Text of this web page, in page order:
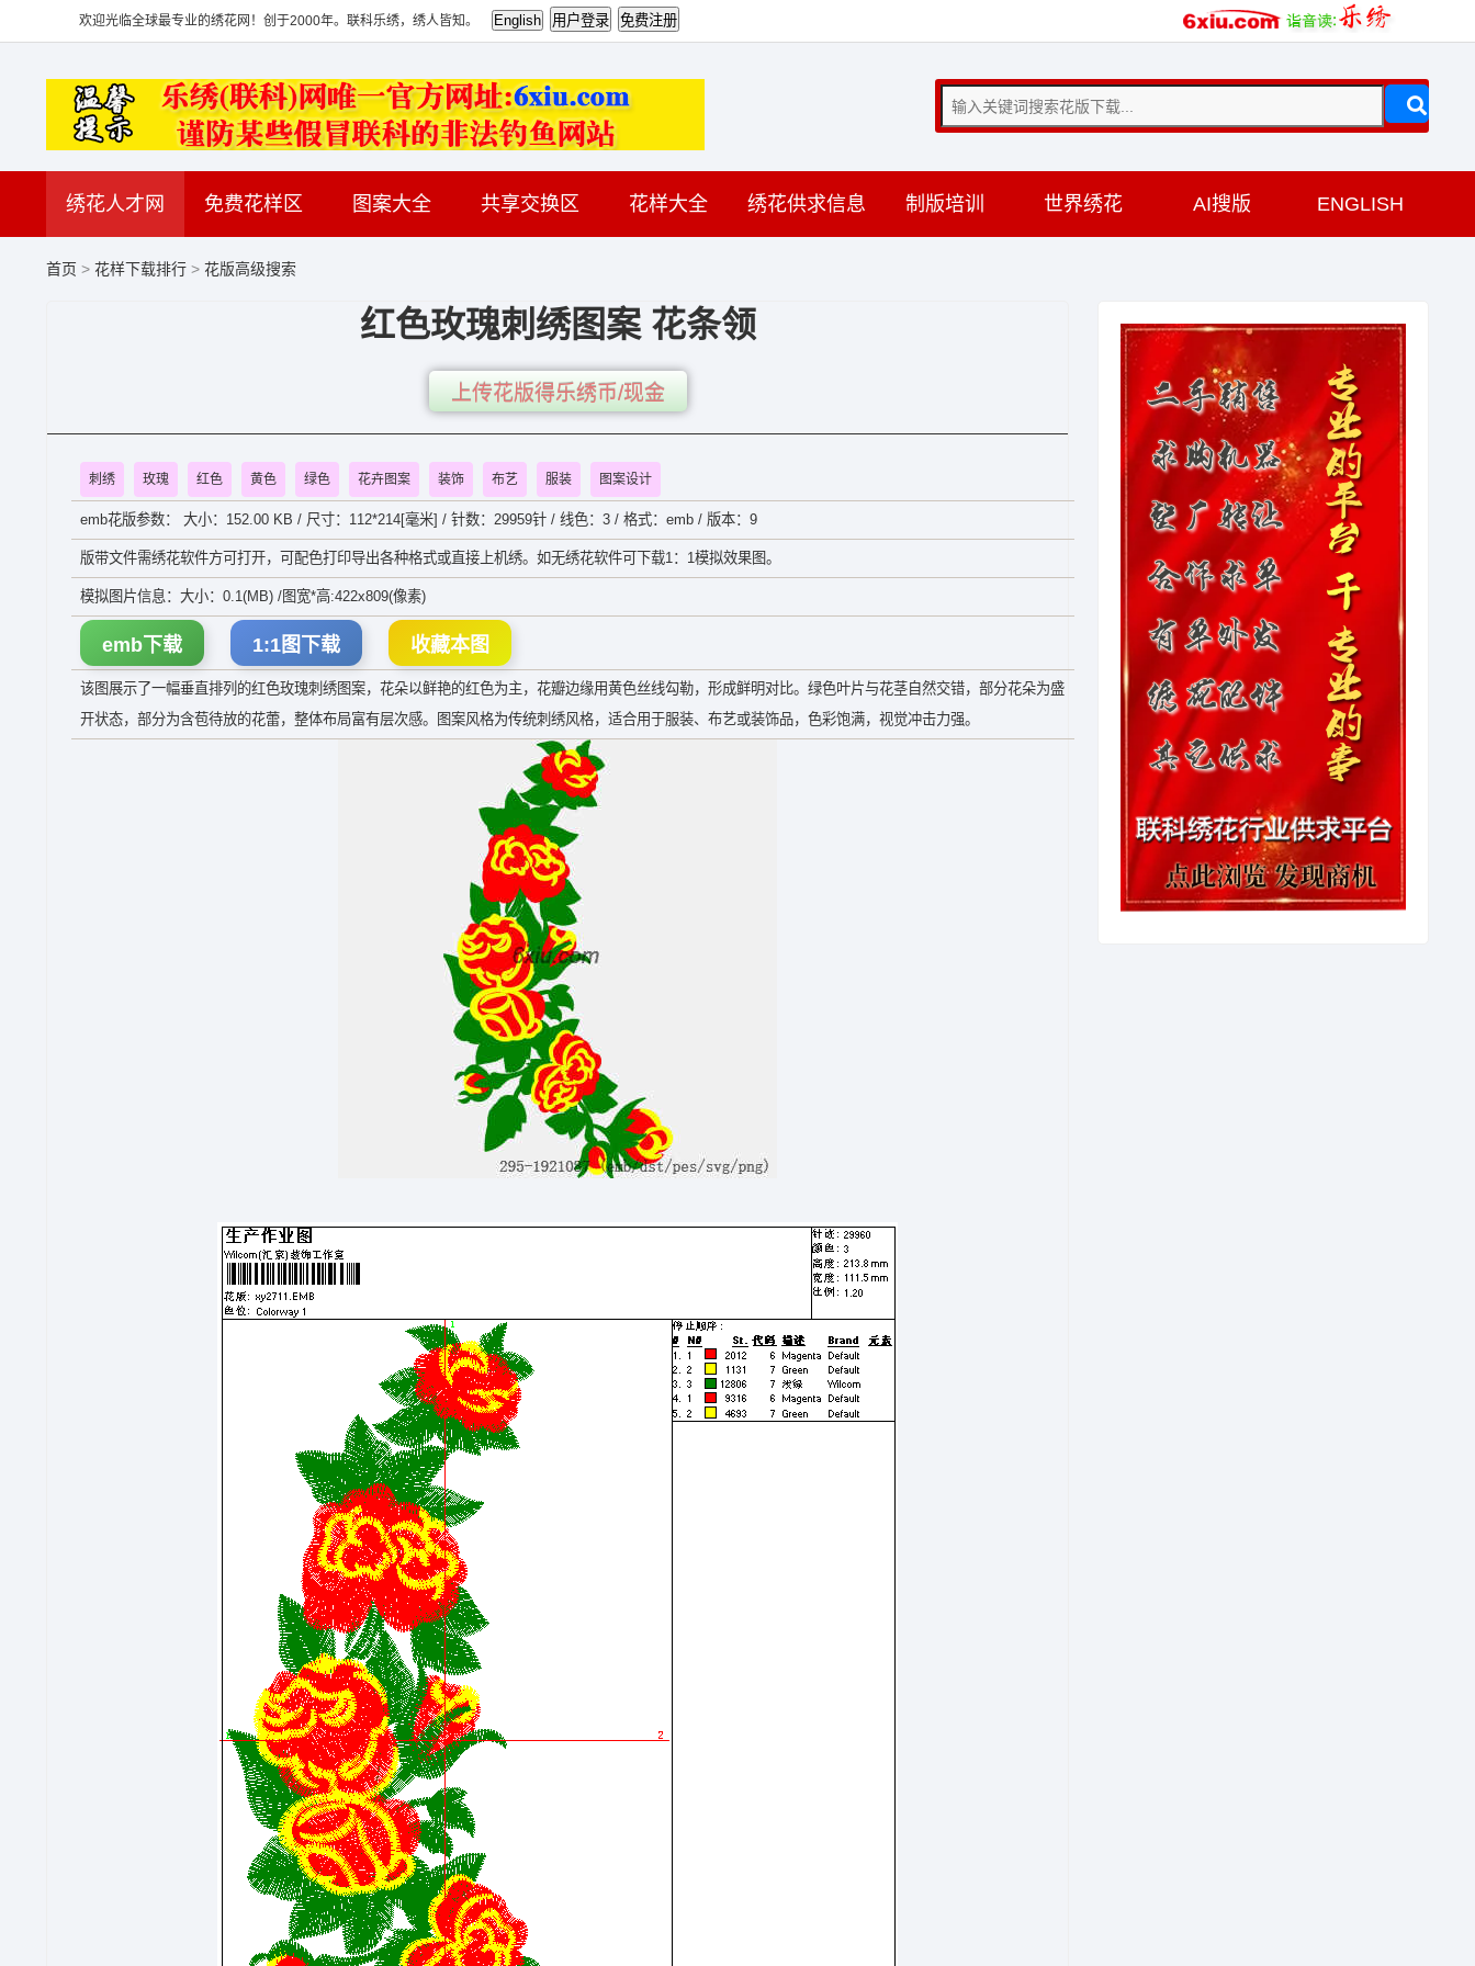
欢迎光临全球最专业的绣花网！创于2000年。联科乐绣，绣人皆知。
绣花人才网 免费花样区 图案大全 共享交换区 花样大全 绣花供求信息 制版培训 世界绣花 AI搜版 ENGLISH
首页 > 花样下载排行 > 花版高级搜索
红色玫瑰刺绣图案 花条领
上传花版得乐绣币/现金
刺绣 玫瑰 红色 黄色 绿色 花卉图案 装饰 布艺 服装 图案设计
emb花版参数： 大小：152.00 KB / 尺寸：112*214[毫米] / 针数：29959针 / 线色：3 / 格式：emb / 版本：9
版带文件需绣花软件方可打开，可配色打印导出各种格式或直接上机绣。如无绣花软件可下载1：1模拟效果图。
模拟图片信息：大小：0.1(MB) /图宽*高:422x809(像素)
emb下载 1:1图下载 收藏本图
该图展示了一幅垂直排列的红色玫瑰刺绣图案，花朵以鲜艳的红色为主，花瓣边缘用黄色丝线勾勒，形成鲜明对比。绿色叶片与花茎自然交错，部分花朵为盛
开状态，部分为含苞待放的花蕾，整体布局富有层次感。图案风格为传统刺绣风格，适合用于服装、布艺或装饰品，色彩饱满，视觉冲击力强。